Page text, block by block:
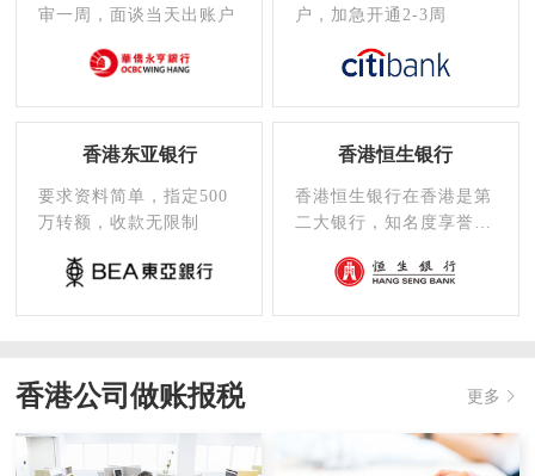
审一周，面谈当天出账户
户，加急开通2-3周
香港东亚银行
要求资料简单，指定500
万转额，收款无限制
香港恒生银行
香港恒生银行在香港是第
二大银行，知名度享誉全
香港公司做账报税 更多